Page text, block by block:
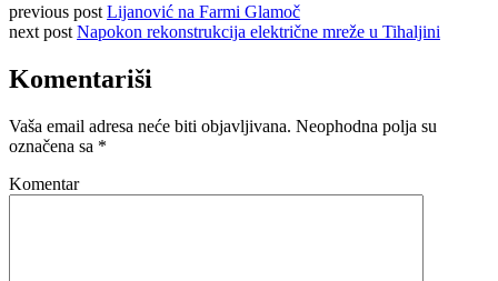
previous post Lijanović na Farmi Glamoč
next post Napokon rekonstrukcija električne mreže u Tihaljini
Komentariši
Vaša email adresa neće biti objavljivana. Neophodna polja su
označena sa *
Komentar